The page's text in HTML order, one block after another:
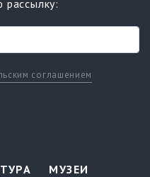
соглашением
МУЗЕИ